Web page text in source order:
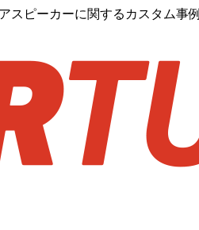
スピーカーに関するカスタム事例